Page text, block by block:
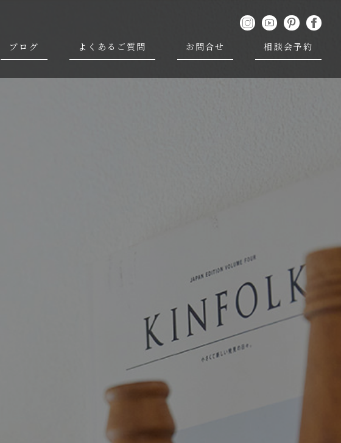
ブログ よくあるご質問 お問合せ 相談会予約